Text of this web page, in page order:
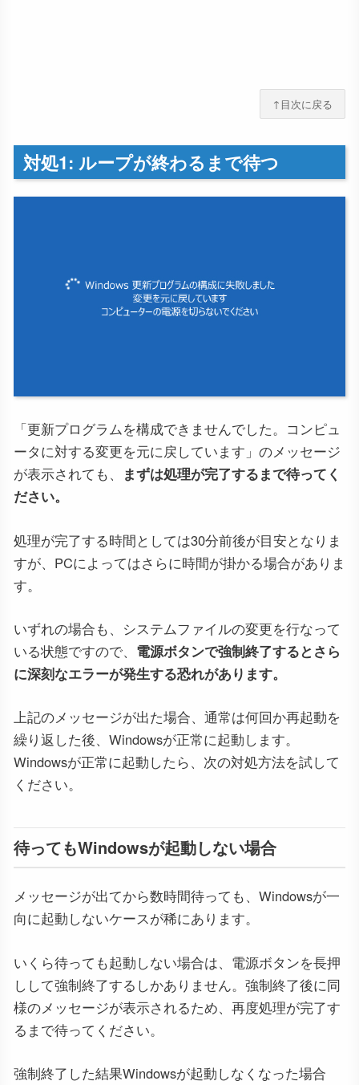
↑目次に戻る
対処1: ループが終わるまで待つ
「更新プログラムを構成できませんでした。コンピュ
ータに対する変更を元に戻しています」のメッセージ
が表示されても、
まずは処理が完了するまで待ってく
ださい。
処理が完了する時間としては30分前後が目安となりま
すが、PCによってはさらに時間が掛かる場合がありま
す。
いずれの場合も、システムファイルの変更を行なって
いる状態ですので、 電源ボタンで強制終了するとさら
に深刻なエラーが発生する恐れがあります。
上記のメッセージが出た場合、通常は何回か再起動を
繰り返した後、Windowsが正常に起動します。
Windowsが正常に起動したら、次の対処方法を試して
ください。
待ってもWindowsが起動しない場合
メッセージが出てから数時間待っても、Windowsが一
向に起動しないケースが稀にあります。
いくら待っても起動しない場合は、電源ボタンを長押
しして強制終了するしかありません。強制終了後に同
様のメッセージが表示されるため、再度処理が完了す
るまで待ってください。
強制終了した結果Windowsが起動しなくなった場合